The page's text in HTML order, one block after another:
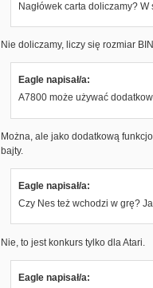
Nagłówek carta doliczamy?
Nie doliczamy, liczy się rozmiar
Eagle napisał/a:
A7800 może używać
Można, ale jako dodatkową
bajty.
Eagle napisał/a:
Czy Nes też wchodzi w grę?
Nie, to jest konkurs tylko dla Atari.
Eagle napisał/a: